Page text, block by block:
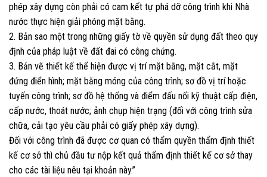
phép xây dựng còn phải có cam kết tự phá dỡ công trình khi Nhà
nước thực hiện giải phóng mặt bằng.
2. Bản sao một trong những giấy tờ về quyền sử dụng đất theo quy
định của pháp luật về đất đai có công chứng.
3. Bản vẽ thiết kế thể hiện được vị trí mặt bằng, mặt cắt, mặt
đứng điển hình; mặt bằng móng của công trình; sơ đồ vị trí hoặc
tuyến công trình; sơ đồ hệ thống và điểm đấu nối kỹ thuật cấp điện,
cấp nước, thoát nước; ảnh chụp hiện trạng (đối với công trình sửa
chữa, cải tạo yêu cầu phải có giấy phép xây dựng).
Đối với công trình đã được cơ quan có thẩm quyền thẩm định thiết
kế cơ sở thì chủ đầu tư nộp kết quả thẩm định thiết kế cơ sở thay
cho các tài liệu nêu tại khoản này.”